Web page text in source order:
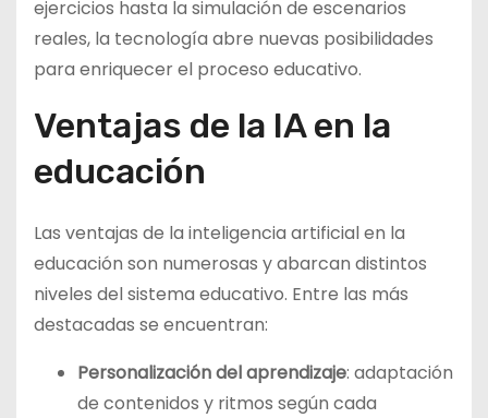
ejercicios hasta la simulación de escenarios
reales, la tecnología abre nuevas posibilidades
para enriquecer el proceso educativo.
Ventajas de la IA en la
educación
Las ventajas de la inteligencia artificial en la
educación son numerosas y abarcan distintos
niveles del sistema educativo. Entre las más
destacadas se encuentran:
Personalización del aprendizaje: adaptación
de contenidos y ritmos según cada